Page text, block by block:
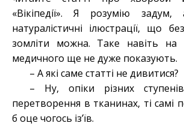
«Вікіпедії». Я розумію
натуралістичні ілюстрації, що
зомліти можна. Таке навіть на
медичного ще не дуже показують.
– А які саме статті не дивитися?
– Ну, опіки різних
перетворення в тканинах, ті самі
б оце чогось із’їв.